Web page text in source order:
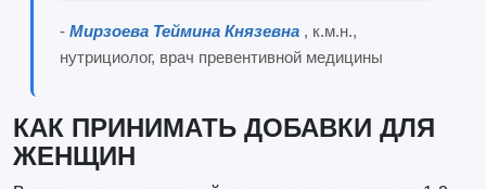
- Мирзоева Теймина Князевна , к.м.н.,
нутрициолог, врач превентивной медицины
КАК ПРИНИМАТЬ ДОБАВКИ ДЛЯ
ЖЕНЩИН